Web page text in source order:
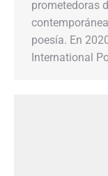
prometedoras
poesía. En
International